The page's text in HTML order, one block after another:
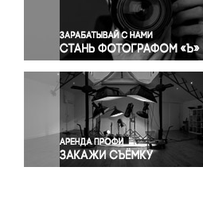
Правосудие
Происшествия и конфликты
Религия
Светская жизнь
Спорт
Экология
Экономика и бизнес